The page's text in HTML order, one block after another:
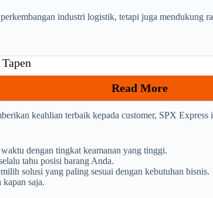
industri logistik, tetapi juga mendukung
Read More
keahlian terbaik kepada customer, SPX
dengan tingkat keamanan yang tinggi.
tahu posisi barang Anda.
solusi yang paling sesuai dengan kebutuhan bisnis.
saja.